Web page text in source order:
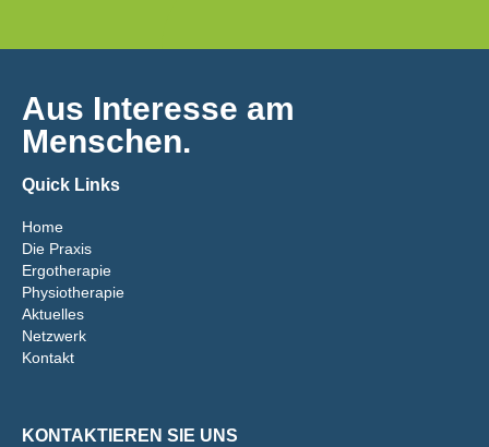
Aus Interesse am
Menschen.
Quick Links
Home
Die Praxis
Ergotherapie
Physiotherapie
Aktuelles
Netzwerk
Kontakt
KONTAKTIEREN SIE UNS